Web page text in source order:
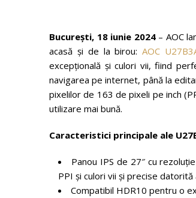
București, 18 iunie 2024– AOC
acasă și de la birou:AOC
excepțională și culori vii, fiind
navigarea pe internet, până la
pixelilor de 163 de pixeli pe inch
utilizare mai bună.
Caracteristici principale ale
Panou IPS de 27″ cu
PPI și culori vii și precise
Compatibil HDR10 pentru o